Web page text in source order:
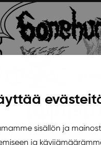
sisällön ja
ja
21.10.2023 20:00